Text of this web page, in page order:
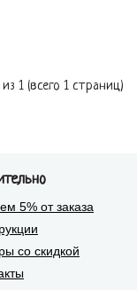
1 (всего 1 страниц)
5% от заказа
со скидкой